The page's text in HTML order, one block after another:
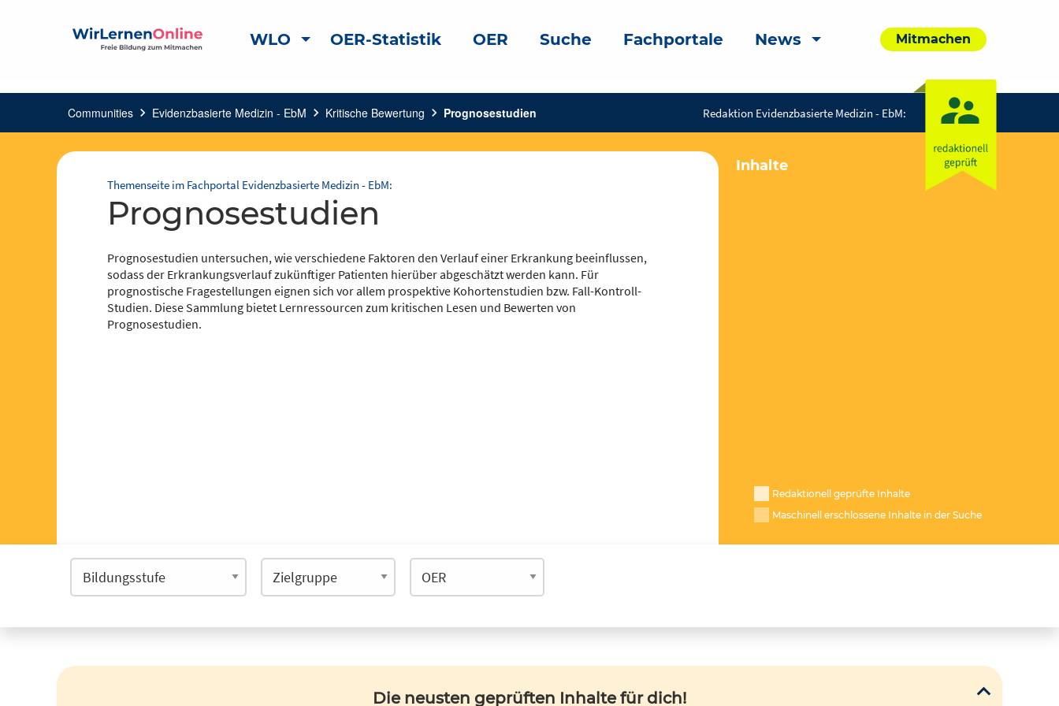
WLO OER-Statistik OER Suche Fachportale News Mitmachen
Communities chevron_right Evidenzbasierte Medizin - EbM chevron_right Kritische Bewertung chevron_right Prognosestudien Redaktion Evidenzbasierte Medizin - EbM:
Themenseite im Fachportal Evidenzbasierte Medizin - EbM:
Prognosestudien
Prognosestudien untersuchen, wie verschiedene Faktoren den Verlauf einer Erkrankung beeinflussen,
sodass der Erkrankungsverlauf zukünftiger Patienten hierüber abgeschätzt werden kann. Für
prognostische Fragestellungen eignen sich vor allem prospektive Kohortenstudien bzw. Fall-Kontroll-
Studien. Diese Sammlung bietet Lernressourcen zum kritischen Lesen und Bewerten von
Prognosestudien.
Inhalte
Redaktionell geprüfte Inhalte
Maschinell erschlossene Inhalte in der Suche
Die neusten geprüften Inhalte für dich!